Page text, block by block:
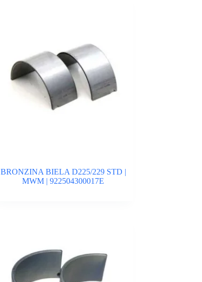
BRONZINA BIELA D225/229 STD |
MWM | 922504300017E